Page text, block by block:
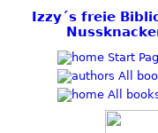
Izzy´s freie
Start
All
All